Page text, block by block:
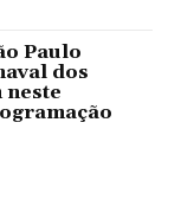
Paulo
dos
neste